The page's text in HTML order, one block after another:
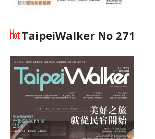
TaipeiWalker No 271